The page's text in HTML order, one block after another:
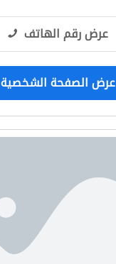
عرض رقم الهاتف
عرض الصفحة الشخصية